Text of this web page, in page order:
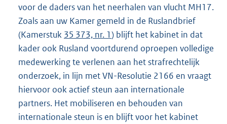
voor de daders van het neerhalen van vlucht MH17.
Zoals aan uw Kamer gemeld in de Ruslandbrief
(Kamerstuk 35 373, nr. 1) blijft het kabinet in dat
kader ook Rusland voortdurend oproepen volledige
medewerking te verlenen aan het strafrechtelijk
onderzoek, in lijn met VN-Resolutie 2166 en vraagt
hiervoor ook actief steun aan internationale
partners. Het mobiliseren en behouden van
internationale steun is en blijft voor het kabinet